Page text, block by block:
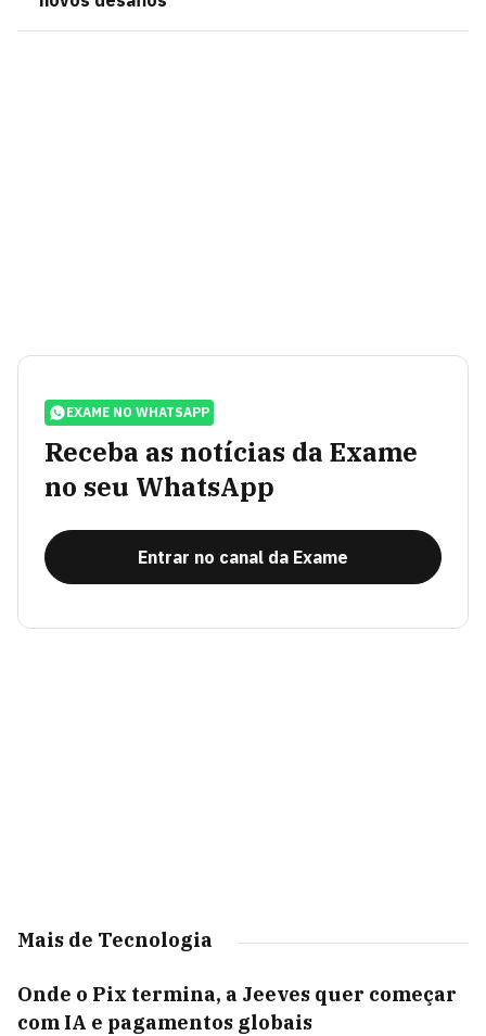
EXAME NO WHATSAPP
Receba as notícias da Exame
no seu WhatsApp
Entrar no canal da Exame
Mais de Tecnologia
Onde o Pix termina, a Jeeves quer começar
com IA e pagamentos globais